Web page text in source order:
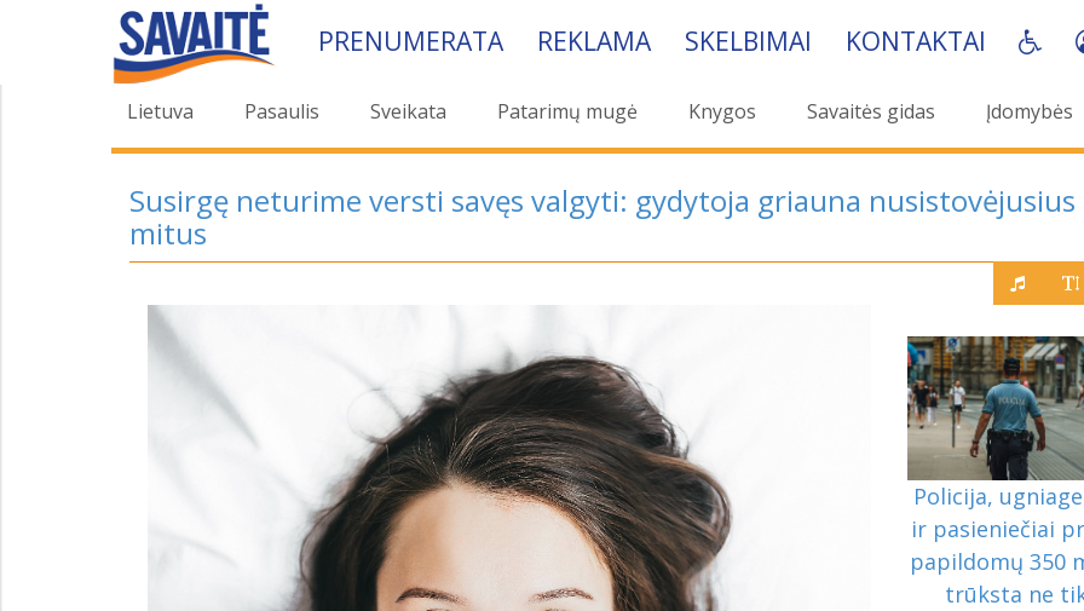
PRENUMERATA REKLAMA SKELBIMAI KONTAKTAI
Lietuva Pasaulis Sveikata Patarimų mugė Knygos Savaitės gidas Įdomybės
Susirgę neturime versti savęs valgyti: gydytoja griauna nusistovėjusius
mitus
Policija,
ir pasieniečiai
papildomų 350
trūksta ne